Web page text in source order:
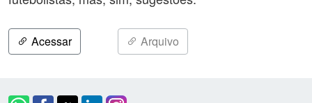
Acessar Arquivo